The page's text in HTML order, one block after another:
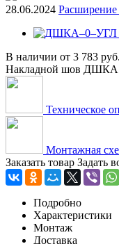
28.06.2024 Расширение
В наличии от 3 783
Накладной шов ДШКА
Техническое
Монтажная
Заказать товар Задать
Подробно
Характеристики
Монтаж
Доставка